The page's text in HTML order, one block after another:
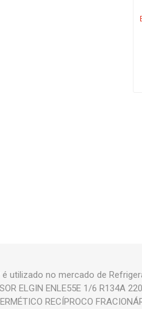
é utilizado no mercado de
ELGIN ENLE55E 1/6 R134A
RECÍPROCO